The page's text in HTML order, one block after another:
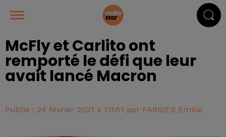
McFly et Carlito ont
remporté le défi que leur
avait lancé Macron
Publié : 24 février 2021 à 11h51 par FARGIER Emilie